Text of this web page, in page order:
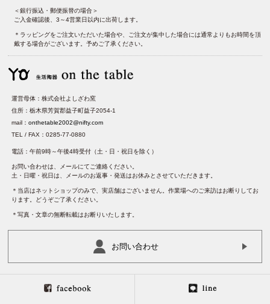
＜銀行振込・郵便振替の場合＞
ご入金確認後、3～4営業日以内に出荷します。
＊ラッピングをご注文いただいた場合や、ご注文が集中した場合には通常よりもお時間を頂
戴する場合がございます。予めご了承ください。
運営母体：株式会社よしざわ窯
住所：栃木県芳賀郡益子町益子2054-1
mail：onthetable2002@nifty.com
TEL / FAX：0285-77-0880
電話：午前9時～午後4時受付（土・日・祝日を除く）
お問い合わせは、メールにてご連絡ください。
土・日曜・祝日は、メールのお返事・発送はお休みとさせていただきます。
＊当店はネットショップのみで、実店舗はございません。作業場へのご来訪はお断りしてお
ります。どうぞご了承ください。
＊写真・文章の無断転載はお断りいたします。
お問い合わせ